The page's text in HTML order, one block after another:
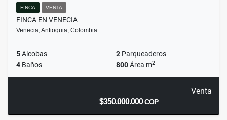
FINCA VENTA
FINCA EN VENECIA
Venecia, Antioquia, Colombia
5Alcobas 2 Parqueaderos
4 Baños 800Área m2
Venta
$350.000.000COP